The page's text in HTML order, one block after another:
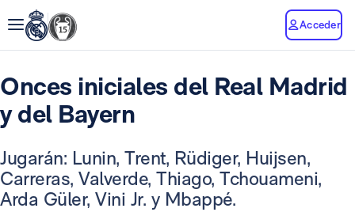
Acceder
Onces iniciales del Real Madrid
y del Bayern
Jugarán: Lunin, Trent, Rüdiger, Huijsen,
Carreras, Valverde, Thiago, Tchouameni,
Arda Güler, Vini Jr. y Mbappé.